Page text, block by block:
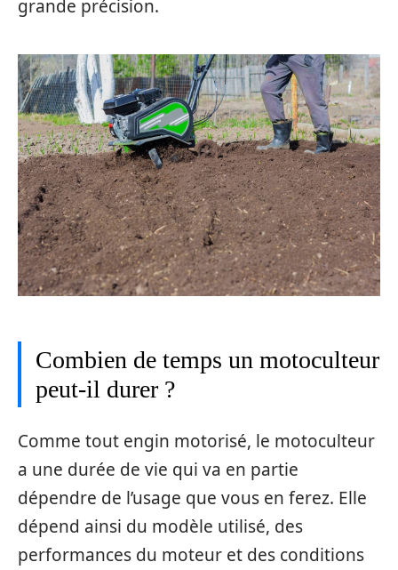
grande précision.
Combien de temps un motoculteur
peut-il durer ?
Comme tout engin motorisé, le motoculteur
a une durée de vie qui va en partie
dépendre de l’usage que vous en ferez. Elle
dépend ainsi du modèle utilisé, des
performances du moteur et des conditions